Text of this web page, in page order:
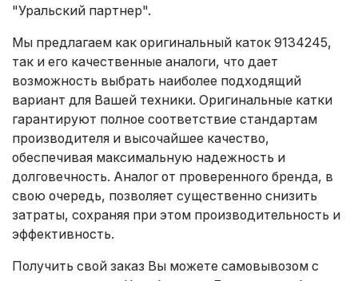
"Уральский партнер".
Мы предлагаем как оригинальный каток 9134245,
так и его качественные аналоги, что дает
возможность выбрать наиболее подходящий
вариант для Вашей техники. Оригинальные катки
гарантируют полное соответствие стандартам
производителя и высочайшее качество,
обеспечивая максимальную надежность и
долговечность. Аналог от проверенного бренда, в
свою очередь, позволяет существенно снизить
затраты, сохраняя при этом производительность и
эффективность.
Получить свой заказ Вы можете самовывозом с